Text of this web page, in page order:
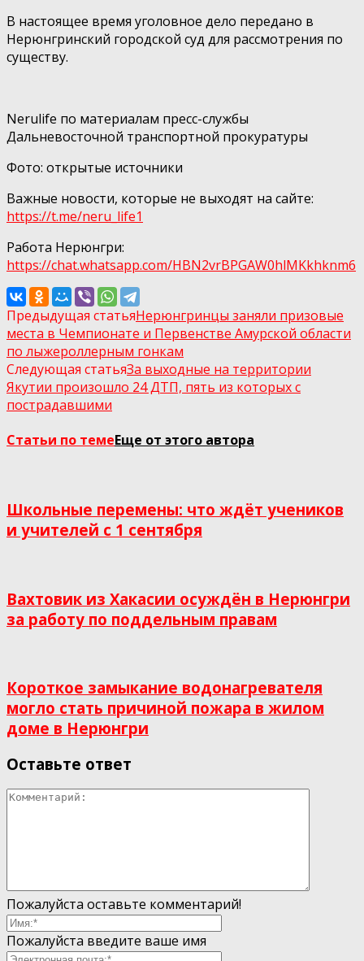
В настоящее время уголовное дело передано в
Нерюнгринский городской суд для рассмотрения по
существу.
Nerulife по материалам пресс-службы
Дальневосточной транспортной прокуратуры
Фото: открытые источники
Важные новости, которые не выходят на сайте:
https://t.me/neru_life1
Работа Нерюнгри:
https://chat.whatsapp.com/HBN2vrBPGAW0hlMKkhknm6
Предыдущая статьяНерюнгринцы заняли призовые
места в Чемпионате и Первенстве Амурской области
по лыжероллерным гонкам
Следующая статьяЗа выходные на территории
Якутии произошло 24 ДТП, пять из которых с
пострадавшими
Статьи по темеЕще от этого автора
Школьные перемены: что ждёт учеников
и учителей с 1 сентября
Вахтовик из Хакасии осуждён в Нерюнгри
за работу по поддельным правам
Короткое замыкание водонагревателя
могло стать причиной пожара в жилом
доме в Нерюнгри
Оставьте ответ
Пожалуйста оставьте комментарий!
Пожалуйста введите ваше имя